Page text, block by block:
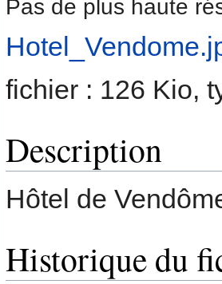
Pas de plus haute
fichier : 126 Kio,
Description
Hôtel de
Historique du